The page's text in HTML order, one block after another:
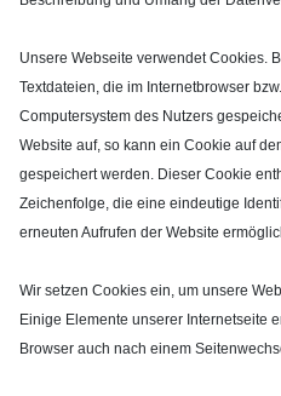
Unsere Webseite verwendet Cookies.
Textdateien, die im Internetbrowser
Computersystem des Nutzers
Website auf, so kann ein Cookie auf
gespeichert werden. Dieser Cookie
Zeichenfolge, die eine eindeutige
erneuten Aufrufen der Website
Wir setzen Cookies ein, um unsere
Einige Elemente unserer Internetseite
Browser auch nach einem